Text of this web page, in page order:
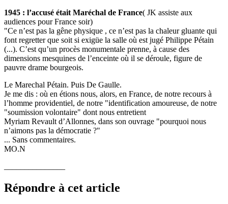
1945 : l’accusé était Maréchal de France( JK assiste aux
audiences pour France soir)
"Ce n’est pas la gêne physique , ce n’est pas la chaleur gluante qui
font regretter que soit si exigüe la salle où est jugé Philippe Pétain
(...). C’est qu’un procès monumentale prenne, à cause des
dimensions mesquines de l’enceinte où il se déroule, figure de
pauvre drame bourgeois.
Le Marechal Pétain. Puis De Gaulle.
Je me dis : où en étions nous, alors, en France, de notre recours à
l’homme providentiel, de notre "identification amoureuse, de notre
"soumission volontaire" dont nous entretient
Myriam Revault d’Allonnes, dans son ouvrage "pourquoi nous
n’aimons pas la démocratie ?"
... Sans commentaires.
MO.N
Répondre à cet article